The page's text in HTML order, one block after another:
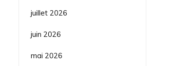
juillet 2026
juin 2026
mai 2026